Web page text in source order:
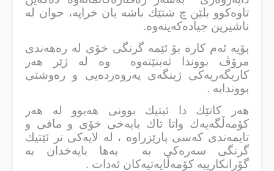
تاوه‌كوو بلێن چ شتێك باشە یان خراپە، جوان لە
ناشیرین جیادەكەینەوە.
بۆیه‌ ئه‌م كاره‌ بۆ ئێمه‌ گرنگی خۆی له‌ ره‌هه‌ندی
مرۆڤ بووندا ئه‌بنێته‌وه‌ وه‌ له‌ ژێر هه‌ر
كاریگه‌ریه‌كی ژینگه‌ی په‌روه‌رده‌یی و ره‌وشتی
بووندایه‌ .
هه‌ر كاتێك دا ئیتیك بوونی هه‌بوو له‌ هه‌ر
كۆمه‌ڵگه‌یه‌ك واتا تاك بایه‌خی خۆی و مافی و
تایمه‌ندی كه‌سی پارێزراوه‌ ، له‌ لایه‌كی تر ئێتیك
گرنگی سه‌ره‌كی به‌ به‌ها بایه‌خدان به‌
گۆرانكارییه‌ كۆمه‌ڵایه‌تیه‌كان ئه‌دات .